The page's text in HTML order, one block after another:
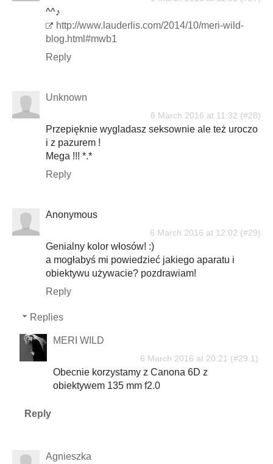
^^♪
http://www.lauderlis.com/2014/10/meri-wild-
blog.html#mwb1
Reply
Unknown
6 March 2016 at 11:32
Przepięknie wygladasz seksownie ale też uroczo
i z pazurem !
Mega !!! *.*
Reply
Anonymous
6 March 2016 at 12:02
Genialny kolor włosów! :)
a mogłabyś mi powiedzieć jakiego aparatu i
obiektywu używacie? pozdrawiam!
Reply
Replies
MERI WILD
6 March 2016 at 20:21
Obecnie korzystamy z Canona 6D z
obiektywem 135 mm f2.0
Reply
Agnieszka